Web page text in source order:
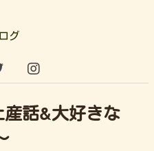
グ
話&大好きな